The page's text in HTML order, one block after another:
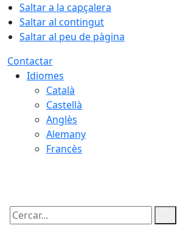
Saltar a la capçalera
Saltar al contingut
Saltar al peu de pàgina
Contactar
Idiomes
Català
Castellà
Anglès
Alemany
Francès
Cercar: